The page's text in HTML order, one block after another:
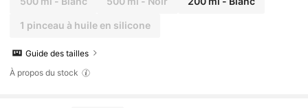
1 pinceau à huile en silicone
Guide des tailles
À propos du stock